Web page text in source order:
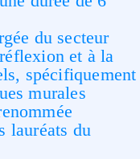
du secteur
et à la
spécifiquement
murales
lauréats du